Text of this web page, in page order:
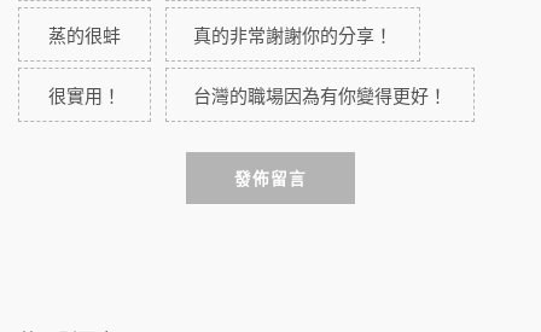
蒸的很蚌 真的非常謝謝你的分享！
很實用！ 台灣的職場因為有你變得更好！
發佈留言